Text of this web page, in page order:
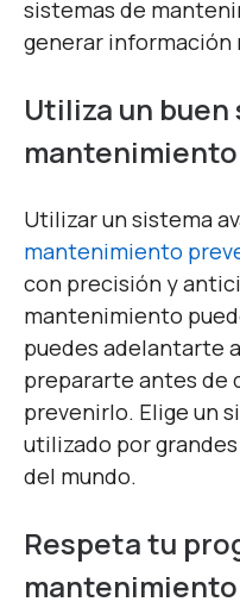
sistemas de
generar información
Utiliza un buen
Utilizar un sistema
mantenimiento
con precisión y
mantenimiento
puedes adelantarte
prepararte antes de
prevenirlo. Elige un
utilizado por
del mundo.
Respeta tu
mantenimiento